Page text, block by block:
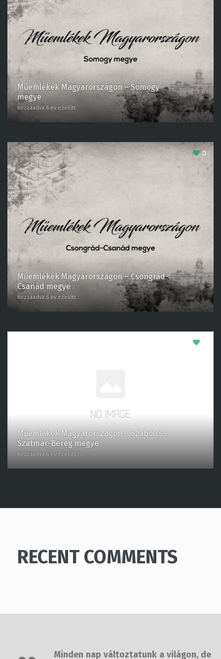
Műemlékek Magyarországon – Somogy
megye
Műemlékek Magyarországon – Csongrád-
Csanád megye
hozzáadva 6 év ezelőtt
0
Műemlékek Magyarországon – Szabolcs-
Szatmár-Bereg megye
hozzáadva 6 év ezelőtt
RECENT COMMENTS
Minden nap változtatunk a világon,